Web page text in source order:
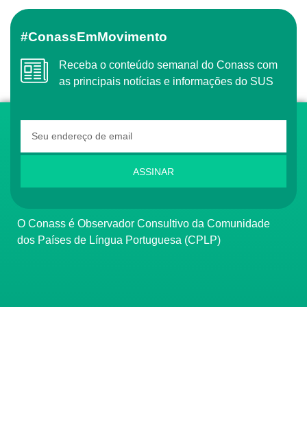
#ConassEmMovimento
Receba o conteúdo semanal do Conass com
as principais notícias e informações do SUS
ASSINAR
O Conass é Observador Consultivo da Comunidade
dos Países de Língua Portuguesa (CPLP)